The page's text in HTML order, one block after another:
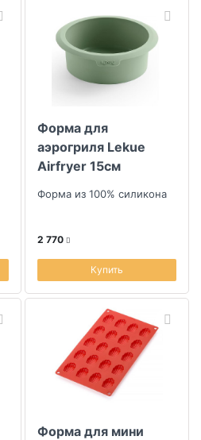
Форма для
аэрогриля Lekue
Airfryer 15см
Форма из 100% силикона
2 770
Купить
Форма для мини